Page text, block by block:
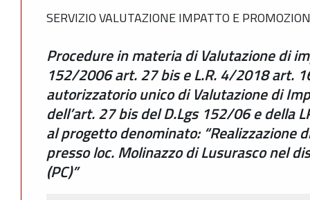
SERVIZIO VALUTAZIONE IMPATTO E
Procedure in materia di Valutazione di
152/2006 art. 27 bis e L.R. 4/2018 art.
autorizzatorio unico di Valutazione di
dell’art. 27 bis del D.Lgs 152/06 e della
al progetto denominato: “Realizzazione
presso loc. Molinazzo di Lusurasco nel
(PC)”